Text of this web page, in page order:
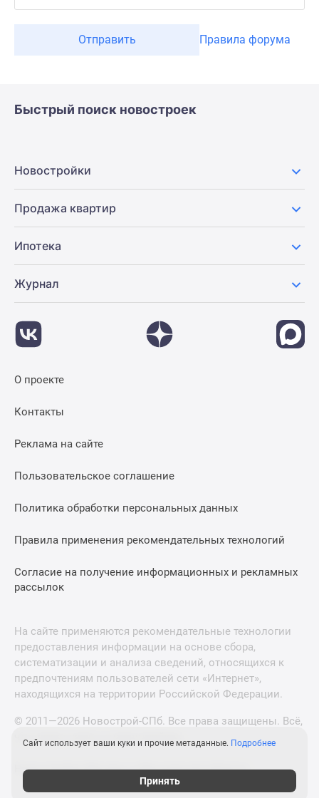
Отправить Правила форума
Быстрый поиск новостроек
Новостройки
Продажа квартир
Ипотека
Журнал
О проекте
Контакты
Реклама на сайте
Пользовательское соглашение
Политика обработки персональных данных
Правила применения рекомендательных технологий
Согласие на получение информационных и рекламных
рассылок
На сайте применяются рекомендательные технологии
предоставления информации на основе сбора,
систематизации и анализа сведений, относящихся к
предпочтениям пользователей сети «Интернет»,
находящихся на территории Российской Федерации.
© 2011—2026 Новострой-СПб. Все права защищены. Всё,
что нужно знать о новостройках
Новостройки Москвы и Московской области
Сайт использует ваши куки и прочие метаданные. Подробнее
Принять